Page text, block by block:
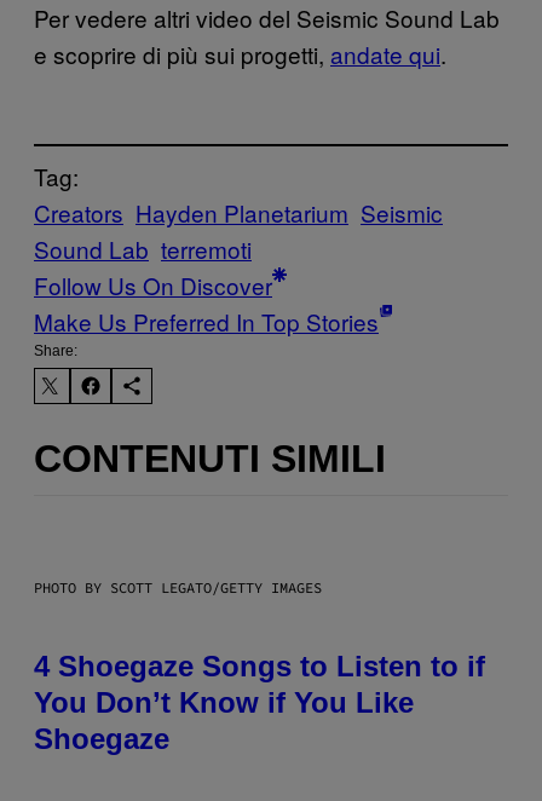
Per vedere altri video del Seismic Sound Lab
e scoprire di più sui progetti, andate qui.
Tag:
Creators Hayden Planetarium Seismic
Sound Lab terremoti
Follow Us On Discover
Make Us Preferred In Top Stories
Share:
CONTENUTI SIMILI
PHOTO BY SCOTT LEGATO/GETTY IMAGES
4 Shoegaze Songs to Listen to if
You Don’t Know if You Like
Shoegaze